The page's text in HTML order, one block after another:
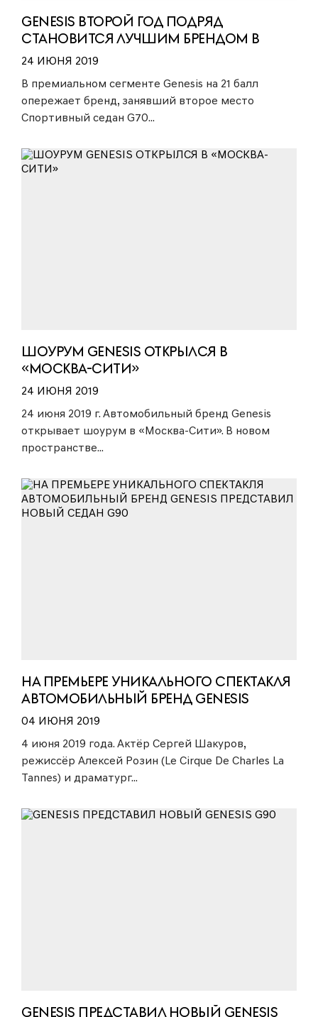
GENESIS ВТОРОЙ ГОД ПОДРЯД
СТАНОВИТСЯ ЛУЧШИМ БРЕНДОМ В
РЕЙТИНГЕ J.D. POWER IQS
24 ИЮНЯ 2019
В премиальном сегменте Genesis на 21 балл
опережает бренд, занявший второе место
Спортивный седан G70...
ШОУРУМ GENESIS ОТКРЫЛСЯ В
«МОСКВА-СИТИ»
24 ИЮНЯ 2019
24 июня 2019 г. Автомобильный бренд Genesis
открывает шоурум в «Москва-Сити». В новом
пространстве...
НА ПРЕМЬЕРЕ УНИКАЛЬНОГО СПЕКТАКЛЯ
АВТОМОБИЛЬНЫЙ БРЕНД GENESIS
ПРЕДСТАВИЛ НОВЫЙ СЕДАН G90
04 ИЮНЯ 2019
4 июня 2019 года. Актёр Сергей Шакуров,
режиссёр Алексей Розин (Le Cirque De Charles La
Tannes) и драматург...
GENESIS ПРЕДСТАВИЛ НОВЫЙ GENESIS